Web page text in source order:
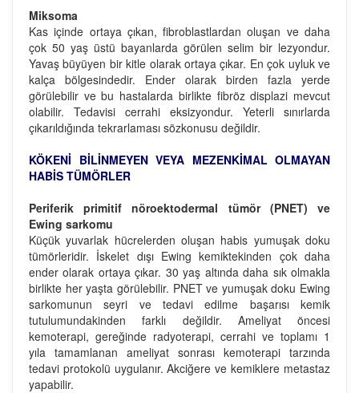
Miksoma
Kas içinde ortaya çıkan, fibroblastlardan oluşan ve daha
çok 50 yaş üstü bayanlarda görülen selim bir lezyondur.
Yavaş büyüyen bir kitle olarak ortaya çıkar. En çok uyluk ve
kalça bölgesindedir. Ender olarak birden fazla yerde
görülebilir ve bu hastalarda birlikte fibröz displazi mevcut
olabilir. Tedavisi cerrahi eksizyondur. Yeterli sınırlarda
çıkarıldığında tekrarlaması sözkonusu değildir.
KÖKENİ BİLİNMEYEN VEYA MEZENKİMAL OLMAYAN
HABİS TÜMÖRLER
Periferik primitif nöroektodermal tümör (PNET) ve
Ewing sarkomu
Küçük yuvarlak hücrelerden oluşan habis yumuşak doku
tümörleridir. İskelet dışı Ewing kemiktekinden çok daha
ender olarak ortaya çıkar. 30 yaş altında daha sık olmakla
birlikte her yaşta görülebilir. PNET ve yumuşak doku Ewing
sarkomunun seyri ve tedavi edilme başarısı kemik
tutulumundakinden farklı değildir. Ameliyat öncesi
kemoterapi, gereğinde radyoterapi, cerrahi ve toplamı 1
yıla tamamlanan ameliyat sonrası kemoterapi tarzında
tedavi protokolü uygulanır. Akciğere ve kemiklere metastaz
yapabilir.